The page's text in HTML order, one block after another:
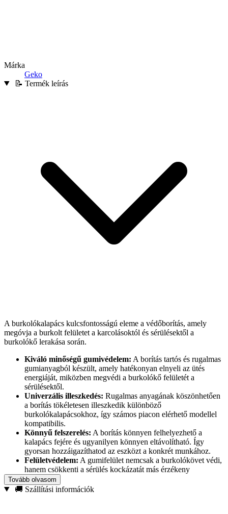
Márka
Geko
📝 Termék leírás
A burkolókalapács kulcsfontosságú eleme a védőborítás, amely
megóvja a burkolt felületet a karcolásoktól és sérülésektől a
burkolókő lerakása során.
Kiváló minőségű gumivédelem: A borítás tartós és rugalmas
gumianyagból készült, amely hatékonyan elnyeli az ütés
energiáját, miközben megvédi a burkolókő felületét a
sérülésektől.
Univerzális illeszkedés: Rugalmas anyagának köszönhetően
a borítás tökéletesen illeszkedik különböző
burkolókalapácsokhoz, így számos piacon elérhető modellel
kompatibilis.
Könnyű felszerelés: A borítás könnyen felhelyezhető a
kalapács fejére és ugyanilyen könnyen eltávolítható. Így
gyorsan hozzáigazíthatod az eszközt a konkrét munkához.
Felületvédelem: A gumifelület nemcsak a burkolókövet védi,
hanem csökkenti a sérülés kockázatát más érzékeny
felületeken is, mint például a csempék vagy a kő.
Tovább olvasom
🚚 Szállítási információk